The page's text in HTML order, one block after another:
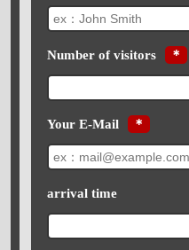
Number of visitors ＊
Your E-Mail ＊
arrival time